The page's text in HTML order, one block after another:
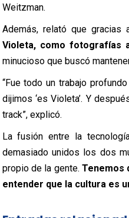
Weitzman.
Además, relató que gracias
Violeta, como fotografías
minucioso que buscó
“Fue todo un trabajo
dijimos ‘es Violeta’. Y
track”, explicó.
La fusión entre la
demasiado unidos los dos
propio de la gente. Tenemos
entender que la cultura es